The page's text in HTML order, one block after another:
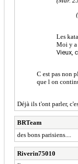
Les
Moi y a
Vieux,
C est pas non
que l on
Déjà ils t'ont parler,
BRTeam
des bons parisiens....
Riverin75010